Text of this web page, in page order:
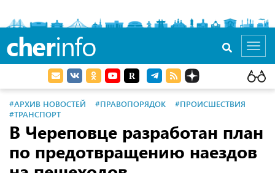
cherinfo
#АРХИВ НОВОСТЕЙ #ПРАВОПОРЯДОК
#ПРОИСШЕСТВИЯ
#ТРАНСПОРТ
В Череповце разработан план
по предотвращению наездов